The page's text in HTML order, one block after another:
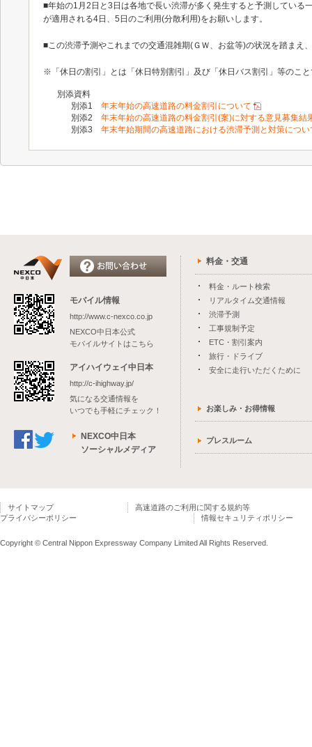
■年始の1月2日と3日は各地で長い渋滞が多く発生すると予測してい
が適用される4日、5日のご利用(分散利用)をお願いします。
■この渋滞予測やこれまでの交通混雑期(ＧＷ、お盆等)の状況を踏まえ
※「休日の割引」とは「休日特別割引」及び「休日バス割引」等のこ
別添資料
別添1 年末年始の高速道路の料金割引について
別添2 年末年始の高速道路の料金割引(案)に対する意見募集結
別添3 年末年始期間の高速道路における渋滞予測と対策につ
モバイル情報
http://www.c-nexco.co.jp
NEXCO中日本公式
モバイルサイトはこちら
アイハイウェイ中日本
http://c-ihighway.jp/
気になる交通情報を
いつでも手軽にチェック！
NEXCO中日本
ソーシャルメディア
料金・交通
料金・ルート検索
リアルタイム交通情報
渋滞予測
工事規制予定
ETC・割引案内
旅行・ドライブ
安全に走行いただくために
お楽しみ・お得情報
プレスルーム
サイトマップ
高速道路のご利用に関する規約等
プライバシーポリシー
情報セキュリティポリシー
Copyright © Central Nippon Expressway Company Limited All Rights Reserved.